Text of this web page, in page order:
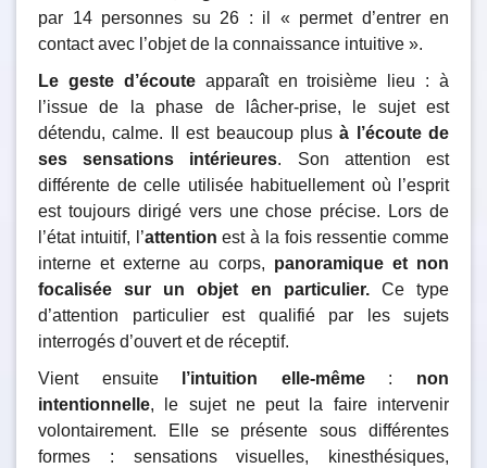
par 14 personnes su 26 : il « permet d’entrer en
contact avec l’objet de la connaissance intuitive ».
Le geste d’écouteapparaît en troisième lieu : à
l’issue de la phase de lâcher-prise, le sujet est
détendu, calme. Il est beaucoup plusà l’écoute de
ses sensations intérieures. Son attention est
différente de celle utilisée habituellement où l’esprit
est toujours dirigé vers une chose précise. Lors de
l’état intuitif, l’attention est à la fois ressentie comme
interne et externe au corps, panoramique et non
focalisée sur un objet en particulier. Ce type
d’attention particulier est qualifié par les sujets
interrogés d’ouvert et de réceptif.
Vient ensuitel’intuition elle-même: non
intentionnelle, le sujet ne peut la faire intervenir
volontairement. Elle se présente sous différentes
formes : sensations visuelles, kinesthésiques,